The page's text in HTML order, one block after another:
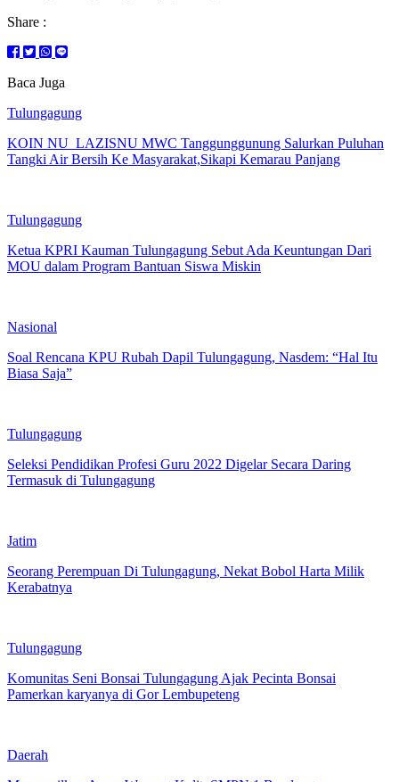
Share :
Baca Juga
Tulungagung
KOIN NU LAZISNU MWC Tanggunggunung Salurkan Puluhan
Tangki Air Bersih Ke Masyarakat,Sikapi Kemarau Panjang
Tulungagung
Ketua KPRI Kauman Tulungagung Sebut Ada Keuntungan Dari
MOU dalam Program Bantuan Siswa Miskin
Nasional
Soal Rencana KPU Rubah Dapil Tulungagung, Nasdem: “Hal Itu
Biasa Saja”
Tulungagung
Seleksi Pendidikan Profesi Guru 2022 Digelar Secara Daring
Termasuk di Tulungagung
Jatim
Seorang Perempuan Di Tulungagung, Nekat Bobol Harta Milik
Kerabatnya
Tulungagung
Komunitas Seni Bonsai Tulungagung Ajak Pecinta Bonsai
Pamerkan karyanya di Gor Lembupeteng
Daerah